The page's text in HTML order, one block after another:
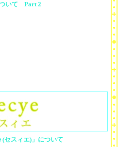
ついて Part 2
セスィエ)」について